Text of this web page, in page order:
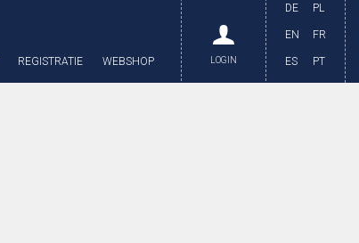
REGISTRATIE WEBSHOP
DE
EN
ES
PL
FR
PT
LOGIN